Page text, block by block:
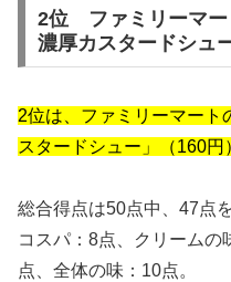
2位 ファミリーマー
濃厚カスタードシュ
2位は、ファミリーマート
スタードシュー」（160円
総合得点は50点中、47点
コスパ：8点、クリーム
点、全体の味：10点。